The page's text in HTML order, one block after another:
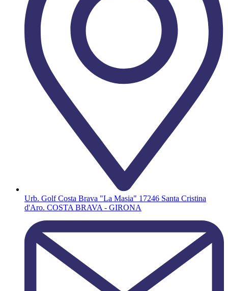
Urb. Golf Costa Brava "La Masia" 17246 Santa Cristina
d'Aro. COSTA BRAVA - GIRONA